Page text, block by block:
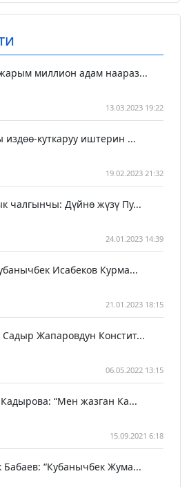
миллион адам наараз...
13.03.2023 19:22
куткаруу иштерин ...
19.02.2023 21:32
чалгынчы: Дүйнө жүзү Пу...
24.01.2023 14:39
Исабеков Курма...
21.01.2023 18:15
Жапаровдун Констит...
06.05.2022 13:15
“Мен жазган Ка...
15.09.2021 6:18
“Кубанычбек Жума...